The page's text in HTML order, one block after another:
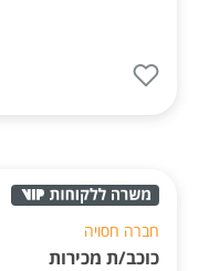
חברה חסויה
כוכב/ת מכירות